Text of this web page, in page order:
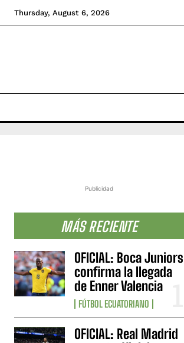
Thursday, August 6, 2026
Publicidad
MÁS RECIENTE
OFICIAL: Boca Juniors
confirma la llegada
de Enner Valencia
FÚTBOL ECUATORIANO
OFICIAL: Real Madrid